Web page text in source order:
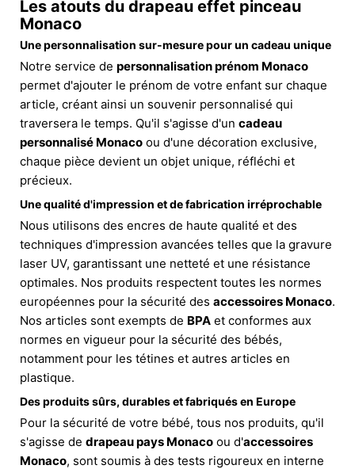
Les atouts du drapeau effet pinceau
Monaco
Une personnalisation sur-mesure pour un cadeau unique
Notre service de personnalisation prénom Monaco
permet d'ajouter le prénom de votre enfant sur chaque
article, créant ainsi un souvenir personnalisé qui
traversera le temps. Qu'il s'agisse d'un cadeau
personnalisé Monaco ou d'une décoration exclusive,
chaque pièce devient un objet unique, réfléchi et
précieux.
Une qualité d'impression et de fabrication irréprochable
Nous utilisons des encres de haute qualité et des
techniques d'impression avancées telles que la gravure
laser UV, garantissant une netteté et une résistance
optimales. Nos produits respectent toutes les normes
européennes pour la sécurité des accessoires Monaco.
Nos articles sont exempts de BPA et conformes aux
normes en vigueur pour la sécurité des bébés,
notamment pour les tétines et autres articles en
plastique.
Des produits sûrs, durables et fabriqués en Europe
Pour la sécurité de votre bébé, tous nos produits, qu'il
s'agisse de drapeau pays Monaco ou d'accessoires
Monaco, sont soumis à des tests rigoureux en interne